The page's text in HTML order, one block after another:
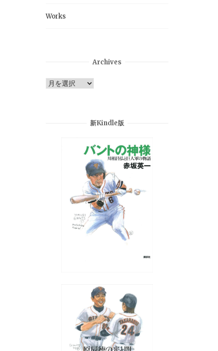
Works
Archives
Archives
新Kindle版